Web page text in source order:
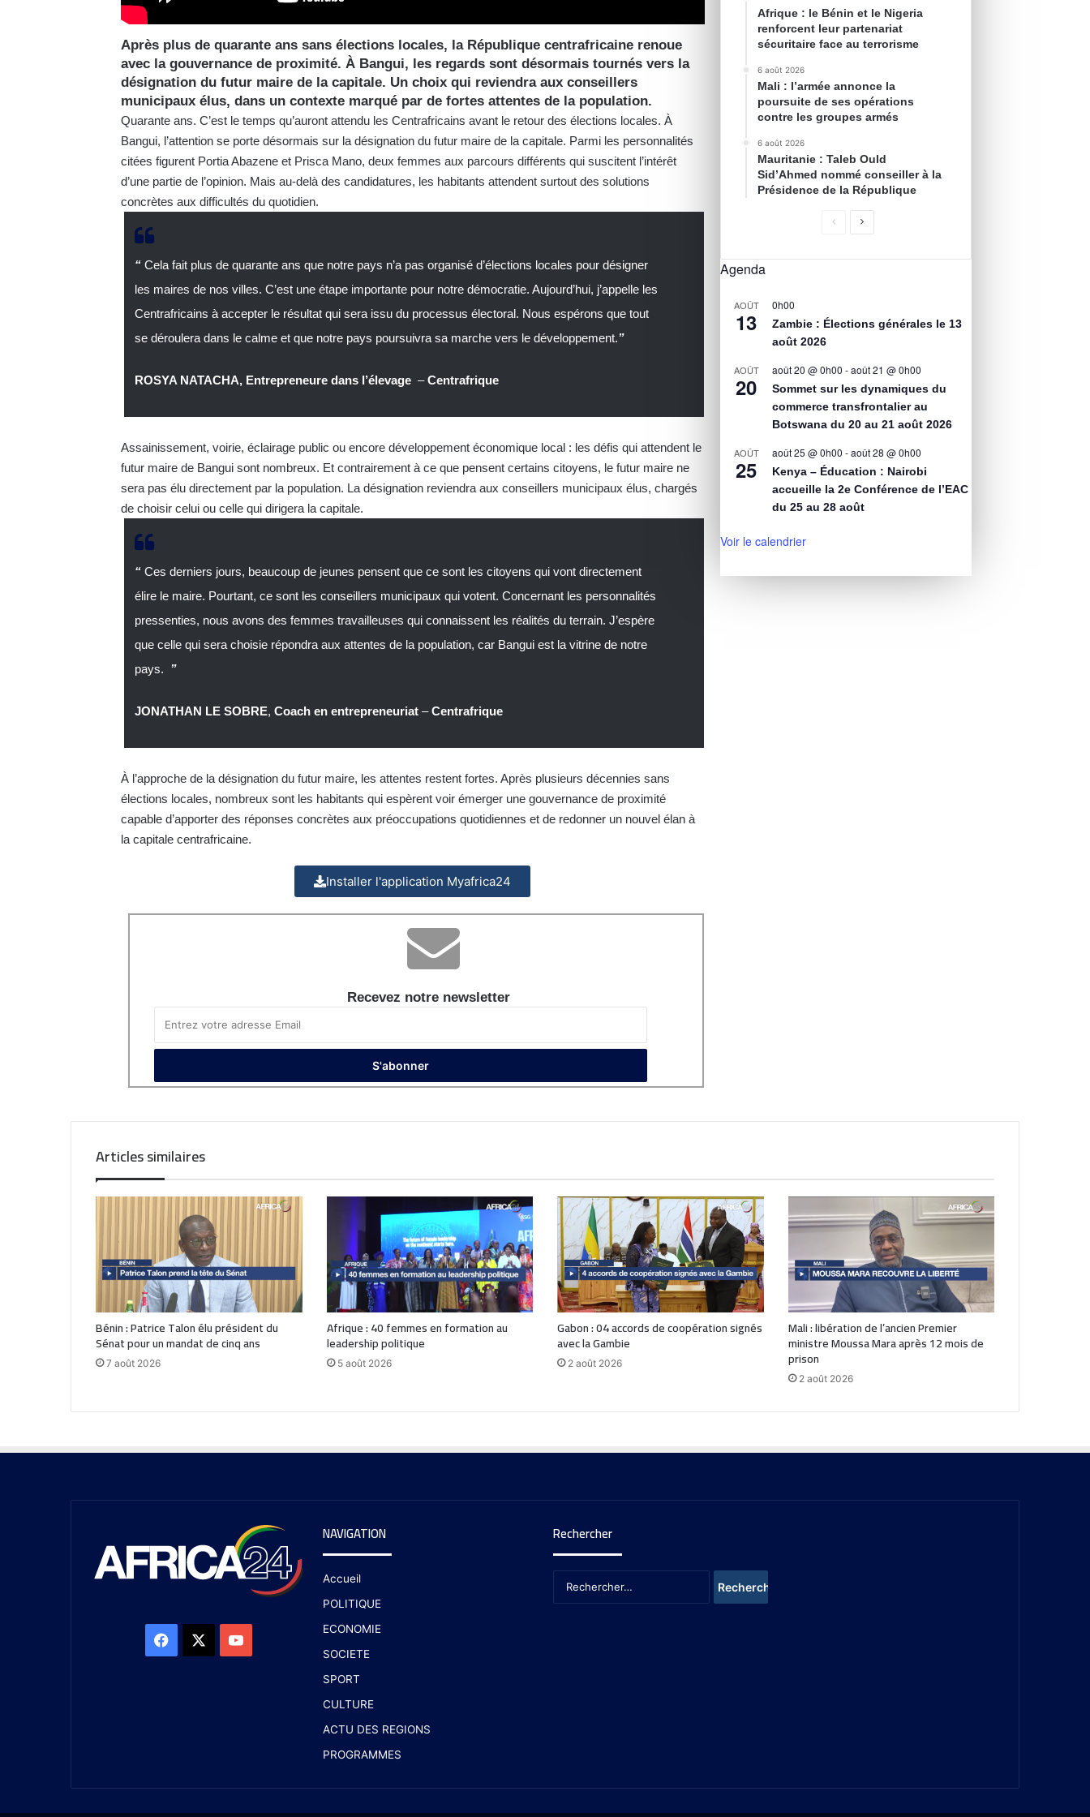
Après plus de quarante ans sans élections locales, la République centrafricaine renoue
avec la gouvernance de proximité. À Bangui, les regards sont désormais tournés vers la
désignation du futur maire de la capitale. Un choix qui reviendra aux conseillers
municipaux élus, dans un contexte marqué par de fortes attentes de la population.
Quarante ans. C’est le temps qu’auront attendu les Centrafricains avant le retour des élections locales. À
Bangui, l’attention se porte désormais sur la désignation du futur maire de la capitale. Parmi les personnalités
citées figurent Portia Abazene et Prisca Mano, deux femmes aux parcours différents qui suscitent l’intérêt
d’une partie de l’opinion. Mais au-delà des candidatures, les habitants attendent surtout des solutions
concrètes aux difficultés du quotidien.
“ Cela fait plus de quarante ans que notre pays n’a pas organisé d’élections locales pour désigner
les maires de nos villes. C’est une étape importante pour notre démocratie. Aujourd’hui, j’appelle les
Centrafricains à accepter le résultat qui sera issu du processus électoral. Nous espérons que tout
se déroulera dans le calme et que notre pays poursuivra sa marche vers le développement.”
ROSYA NATACHA, Entrepreneure dans l’élevage –Centrafrique
Assainissement, voirie, éclairage public ou encore développement économique local : les défis qui attendent le
futur maire de Bangui sont nombreux. Et contrairement à ce que pensent certains citoyens, le futur maire ne
sera pas élu directement par la population. La désignation reviendra aux conseillers municipaux élus, chargés
de choisir celui ou celle qui dirigera la capitale.
“Ces derniers jours, beaucoup de jeunes pensent que ce sont les citoyens qui vont directement
élire le maire. Pourtant, ce sont les conseillers municipaux qui votent. Concernant les personnalités
pressenties, nous avons des femmes travailleuses qui connaissent les réalités du terrain. J’espère
que celle qui sera choisie répondra aux attentes de la population, car Bangui est la vitrine de notre
pays. ”
JONATHAN LE SOBRE,Coach en entrepreneuriat –Centrafrique
À l’approche de la désignation du futur maire, les attentes restent fortes. Après plusieurs décennies sans
élections locales, nombreux sont les habitants qui espèrent voir émerger une gouvernance de proximité
capable d’apporter des réponses concrètes aux préoccupations quotidiennes et de redonner un nouvel élan à
la capitale centrafricaine.
Installer l'application Myafrica24
Recevez notre newsletter
Afrique : le Bénin et le Nigeria
renforcent leur partenariat
sécuritaire face au terrorisme
6 août 2026
Mali : l’armée annonce la
poursuite de ses opérations
contre les groupes armés
6 août 2026
Mauritanie : Taleb Ould
Sid’Ahmed nommé conseiller à la
Présidence de la République
Agenda
AOÛT
13
0h00
Zambie : Élections générales le 13
août 2026
AOÛT
20
août 20 @ 0h00 -août 21 @ 0h00
Sommet sur les dynamiques du
commerce transfrontalier au
Botswana du 20 au 21 août 2026
AOÛT
25
août 25 @ 0h00 -août 28 @ 0h00
Kenya – Éducation : Nairobi
accueille la 2e Conférence de l’EAC
du 25 au 28 août
Voir le calendrier
Articles similaires
Bénin : Patrice Talon élu président du
Sénat pour un mandat de cinq ans
7 août 2026
Afrique : 40 femmes en formation au
leadership politique
5 août 2026
Gabon : 04 accords de coopération signés
avec la Gambie
2 août 2026
Mali : libération de l’ancien Premier
ministre Moussa Mara après 12 mois de
prison
2 août 2026
NAVIGATION
Accueil
POLITIQUE
ECONOMIE
SOCIETE
SPORT
CULTURE
ACTU DES REGIONS
PROGRAMMES
Rechercher